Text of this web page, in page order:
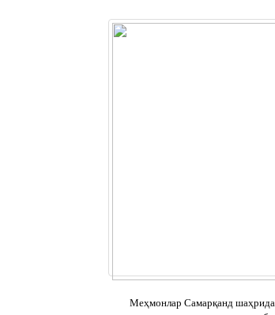
Меҳмонлар Самарқанд